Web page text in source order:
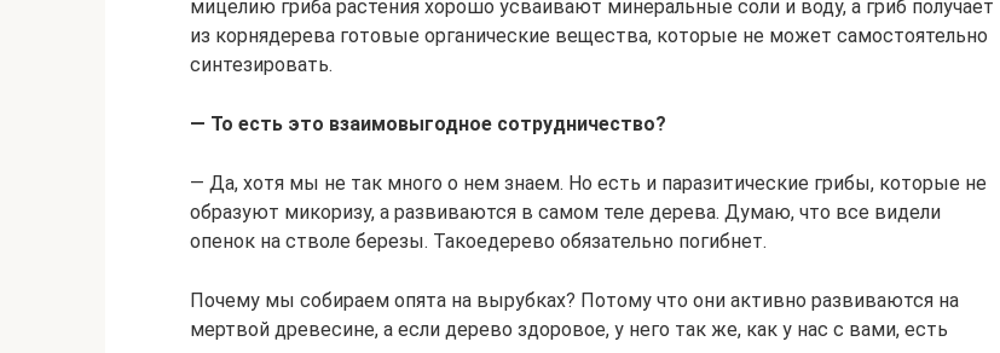
мицелию гриба растения хорошо усваивают минеральные соли и воду, а гриб получает
из корнядерева готовые органические вещества, которые не может самостоятельно
синтезировать.
— То есть это взаимовыгодное сотрудничество?
— Да, хотя мы не так много о нем знаем. Но есть и паразитические грибы, которые не
образуют микоризу, а развиваются в самом теле дерева. Думаю, что все видели
опенок на стволе березы. Такоедерево обязательно погибнет.
Почему мы собираем опята на вырубках? Потому что они активно развиваются на
мертвой древесине, а если дерево здоровое, у него так же, как у нас с вами, есть